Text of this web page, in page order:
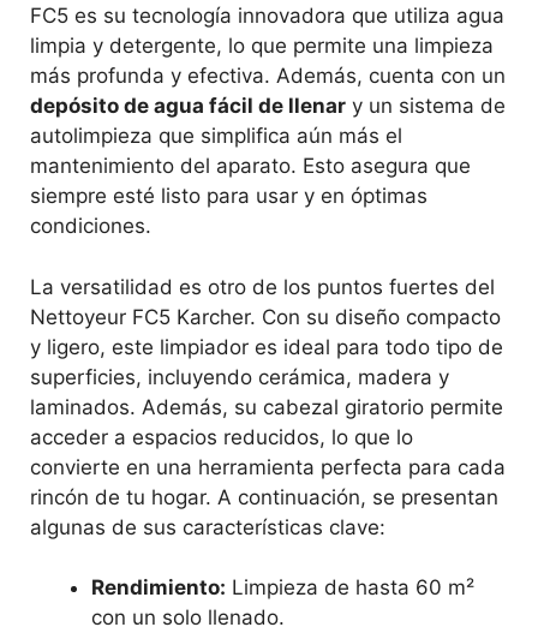
FC5 es su tecnología innovadora que utiliza agua
limpia y detergente, lo que permite una limpieza
más profunda y efectiva. Además, cuenta con un
depósito de agua fácil de llenar y un sistema de
autolimpieza que simplifica aún más el
mantenimiento del aparato. Esto asegura que
siempre esté listo para usar y en óptimas
condiciones.
La versatilidad es otro de los puntos fuertes del
Nettoyeur FC5 Karcher. Con su diseño compacto
y ligero, este limpiador es ideal para todo tipo de
superficies, incluyendo cerámica, madera y
laminados. Además, su cabezal giratorio permite
acceder a espacios reducidos, lo que lo
convierte en una herramienta perfecta para cada
rincón de tu hogar. A continuación, se presentan
algunas de sus características clave:
Rendimiento: Limpieza de hasta 60 m²
con un solo llenado.